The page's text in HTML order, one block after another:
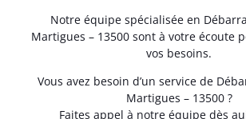
Notre équipe spécialisée en
Martigues – 13500 sont à votre écoute
vos besoins.
Vous avez besoin d’un service de
Martigues – 13500 ?
Faites appel à notre équipe dès